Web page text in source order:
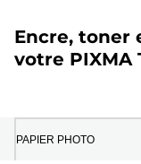
Encre, toner
votre PIXMA
PAPIER PHOTO